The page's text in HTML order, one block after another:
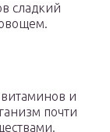
сладкий
и
почти